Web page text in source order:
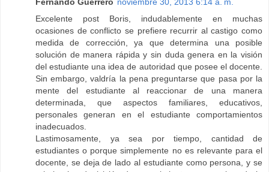
Fernando Guerrero noviembre 30, 2013 6:14 a. m.
Excelente post Boris, indudablemente en muchas
ocasiones de conflicto se prefiere recurrir al castigo como
medida de corrección, ya que determina una posible
solución de manera rápida y sin duda genera en la visión
del estudiante una idea de autoridad que posee el docente.
Sin embargo, valdría la pena preguntarse que pasa por la
mente del estudiante al reaccionar de una manera
determinada, que aspectos familiares, educativos,
personales generan en el estudiante comportamientos
inadecuados.
Lastimosamente, ya sea por tiempo, cantidad de
estudiantes o porque simplemente no es relevante para el
docente, se deja de lado al estudiante como persona, y se